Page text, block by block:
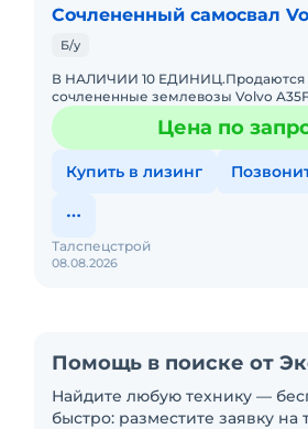
Сочлененный самосвал
Б/у
В НАЛИЧИИ 10 ЕДИНИЦ.Продаются
сочлененные землевозы Volvo
исправное состояние, готовы к
проводились согласно регл
Цена по
Купить в лизинг
08.08.2026
Талспецстрой
Помощь в поиске от
Найдите любую технику —
быстро: разместите заявку на